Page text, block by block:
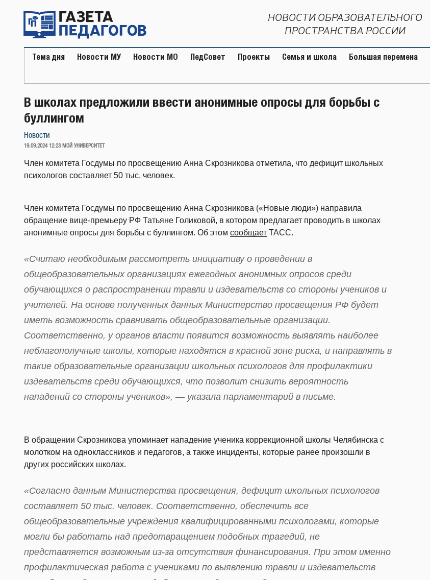
содержимому
НОВОСТИ ОБРАЗОВАТЕЛЬНОГО
ПРОСТРАНСТВА РОССИИ
Тема дня Новости МУ Новости МО ПедСовет Проекты Семья и школа Большая перемена
В школах предложили ввести анонимные опросы для борьбы с
буллингом
Новости
ОПУБЛИКОВАНО
19.09.2024 12:23 МОЙ УНИВЕРСИТЕТ
Член комитета Госдумы по просвещению Анна Скрозникова отметила, что дефицит школьных
психологов составляет 50 тыс. человек.
Член комитета Госдумы по просвещению Анна Скрозникова («Новые люди») направила
обращение вице-премьеру РФ Татьяне Голиковой, в котором предлагает проводить в школах
анонимные опросы для борьбы с буллингом. Об этом сообщает ТАСС.
«Считаю необходимым рассмотреть инициативу о проведении в
общеобразовательных организациях ежегодных анонимных опросов среди
обучающихся о распространении травли и издевательств со стороны учеников и
учителей. На основе полученных данных Министерство просвещения РФ будет
иметь возможность сравнивать общеобразовательные организации.
Соответственно, у органов власти появится возможность выявлять наиболее
неблагополучные школы, которые находятся в красной зоне риска, и направлять в
такие образовательные организации школьных психологов для профилактики
издевательств среди обучающихся, что позволит снизить вероятность
нападений со стороны учеников», — указала парламентарий в письме.
В обращении Скрозникова упоминает нападение ученика коррекционной школы Челябинска с
молотком на одноклассников и педагогов, а также инциденты, которые ранее произошли в
других российских школах.
«Согласно данным Министерства просвещения, дефицит школьных психологов
составляет 50 тыс. человек. Соответственно, обеспечить все
общеобразовательные учреждения квалифицированными психологами, которые
могли бы работать над предотвращением подобных трагедий, не
представляется возможным из-за отсутствия финансирования. При этом именно
профилактическая работа с учениками по выявлению травли и издевательств